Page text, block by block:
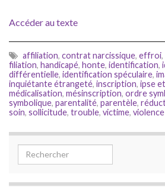
Accéder au texte
affiliation, contrat narcissique, effroi,
filiation, handicapé, honte, identification,
différentielle, identification spéculaire,
inquiétante étrangeté, inscription, ipse
médicalisation, mésinscription, ordre
symbolique, parentalité, parentèle,
soin, sollicitude, trouble, victime, violence
Search for: